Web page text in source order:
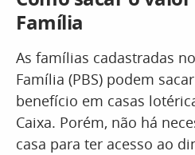
Família
As famílias cadastradas
Família (PBS) podem
benefício em casas
Caixa. Porém, não há
casa para ter acesso ao